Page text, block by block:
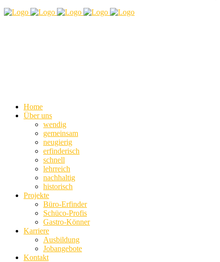
Home
Über uns
wendig
gemeinsam
neugierig
erfinderisch
schnell
lehrreich
nachhaltig
historisch
Projekte
Büro-Erfinder
Schüco-Profis
Gastro-Könner
Karriere
Ausbildung
Jobangebote
Kontakt